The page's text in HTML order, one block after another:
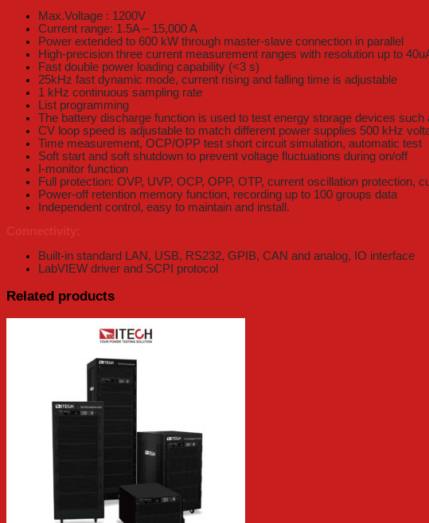
Max.Voltage : 1200V
Current range: 1.5A – 15,000 A
Power extended to 600 kW through master-slave connection in parallel
High-precision three current measurement ranges with resolution up to
Fast double power loading capability (<3 s)
25kHz fast dynamic mode, current rising and falling time is adjustable
1 kHz continuous sampling rate
List programming
The battery discharge function is used to test energy storage devices
CV loop speed is adjustable to match different power supplies 500 kHz
Time measurement, OCP/OPP test short circuit simulation, automatic test
Soft start and soft shutdown to prevent voltage fluctuations during on/off
I-monitor function
Full protection: OVP, UVP, OCP, OPP, OTP, current oscillation protection,
Power-off retention memory function, recording up to 100 groups data
Independent control, easy to maintain and install.
Built-in standard LAN, USB, RS232, GPIB, CAN and analog, IO interface
LabVIEW driver and SCPI protocol
Related products